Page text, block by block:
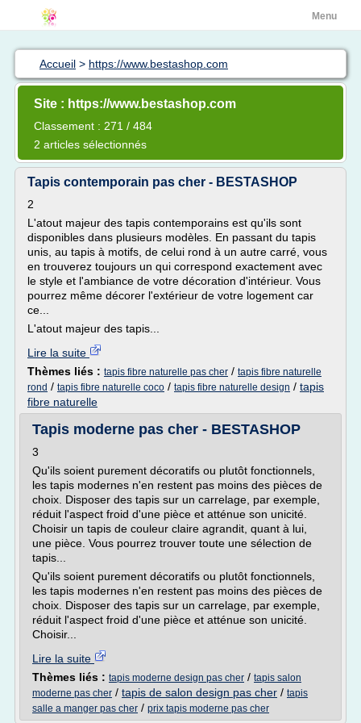
Menu
Accueil > https://www.bestashop.com
Site : https://www.bestashop.com
Classement : 271 / 484
2 articles sélectionnés
Tapis contemporain pas cher - BESTASHOP
2
L'atout majeur des tapis contemporains est qu'ils sont
disponibles dans plusieurs modèles. En passant du tapis
unis, au tapis à motifs, de celui rond à un autre carré, vous
en trouverez toujours un qui correspond exactement avec
le style et l'ambiance de votre décoration d'intérieur. Vous
pourrez même décorer l'extérieur de votre logement car
ce...
L'atout majeur des tapis...
Lire la suite
Thèmes liés : tapis fibre naturelle pas cher / tapis fibre naturelle
rond / tapis fibre naturelle coco / tapis fibre naturelle design / tapis
fibre naturelle
Tapis moderne pas cher - BESTASHOP
3
Qu'ils soient purement décoratifs ou plutôt fonctionnels,
les tapis modernes n'en restent pas moins des pièces de
choix. Disposer des tapis sur un carrelage, par exemple,
réduit l'aspect froid d'une pièce et atténue son unicité.
Choisir un tapis de couleur claire agrandit, quant à lui,
une pièce. Vous pourrez trouver toute une sélection de
tapis...
Qu'ils soient purement décoratifs ou plutôt fonctionnels,
les tapis modernes n'en restent pas moins des pièces de
choix. Disposer des tapis sur un carrelage, par exemple,
réduit l'aspect froid d'une pièce et atténue son unicité.
Choisir...
Lire la suite
Thèmes liés : tapis moderne design pas cher / tapis salon
moderne pas cher / tapis de salon design pas cher / tapis
salle a manger pas cher / prix tapis moderne pas cher